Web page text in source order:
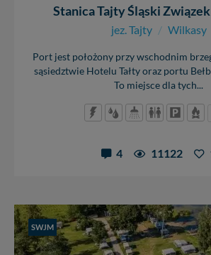
Stanica Tajty Śląski
jez. Tajty / Wilkasy
Port jest położony przy wschodnim
sąsiedztwie Hotelu Tałty oraz portu
To miejsce dla tych...
4 11122
SWJM